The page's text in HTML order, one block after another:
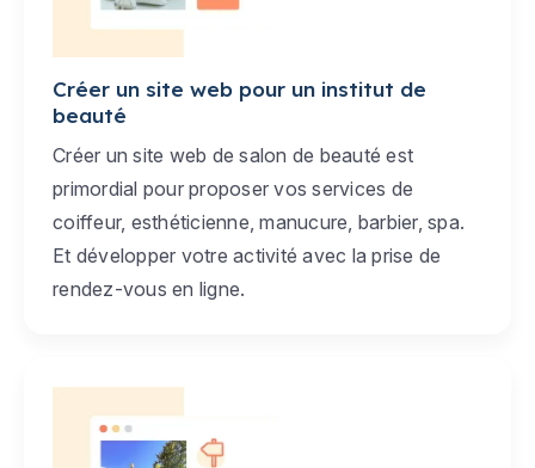
Créer un site web pour un institut de
beauté
Créer un site web de salon de beauté est
primordial pour proposer vos services de
coiffeur, esthéticienne, manucure, barbier, spa.
Et développer votre activité avec la prise de
rendez-vous en ligne.